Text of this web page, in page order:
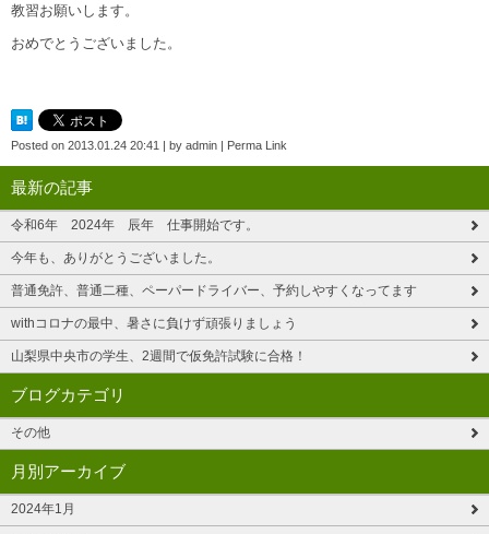
教習お願いします。
おめでとうございました。
Posted on 2013.01.24 20:41 by admin Perma Link
最新の記事
令和6年 2024年 辰年 仕事開始です。
今年も、ありがとうございました。
普通免許、普通二種、ペーパードライバー、予約しやすくなってます
withコロナの最中、暑さに負けず頑張りましょう
山梨県中央市の学生、2週間で仮免許試験に合格！
ブログカテゴリ
その他
月別アーカイブ
2024年1月